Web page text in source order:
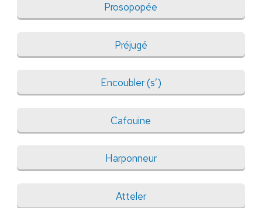
Prosopopée
Préjugé
Encoubler (s’)
Cafouine
Harponneur
Atteler